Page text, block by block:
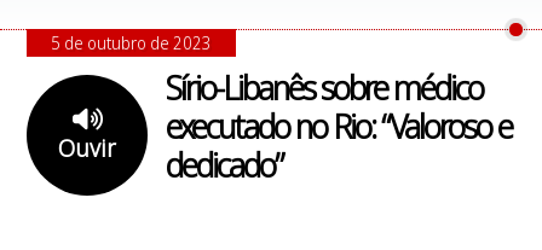
Sírio-Libanês sobre médico
executado no Rio: “Valoroso e
dedicado”
Ouvir
5 de outubro de 2023